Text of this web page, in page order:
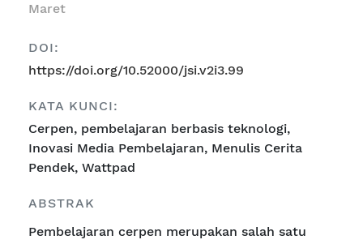
Maret
DOI:
https://doi.org/10.52000/jsi.v2i3.99
KATA KUNCI:
Cerpen, pembelajaran berbasis teknologi,
Inovasi Media Pembelajaran, Menulis Cerita
Pendek, Wattpad
ABSTRAK
Pembelajaran cerpen merupakan salah satu